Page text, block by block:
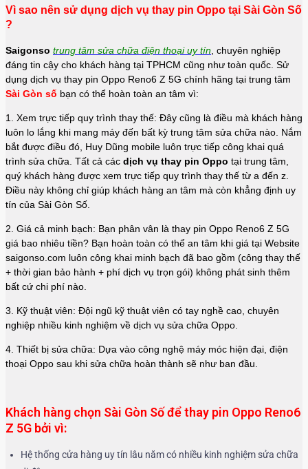
Vì sao nên sử dụng dịch vụ thay pin Oppo tại Sài Gòn Số
?
Saigonso trung tâm sửa chữa điện thoại uy tín , chuyên nghiệp
đáng tin cậy cho khách hàng tại TPHCM cũng như toàn quốc. Sử
dụng dịch vụ thay pin Oppo Reno6 Z 5G chính hãng tại trung tâm
Sài Gòn số bạn có thể hoàn toàn an tâm vì:
1. Xem trực tiếp quy trình thay thế: Đây cũng là điều mà khách hàng
luôn lo lắng khi mang máy đến bất kỳ trung tâm sửa chữa nào. Nắm
bắt được điều đó, Huy Dũng mobile luôn trực tiếp công khai quá
trình sửa chữa. Tất cả các dịch vụ thay pin Oppo tại trung tâm,
quý khách hàng được xem trực tiếp quy trình thay thế từ a đến z.
Điều này không chỉ giúp khách hàng an tâm mà còn khẳng định uy
tín của Sài Gòn Số.
2. Giá cả minh bạch: Bạn phân vân là thay pin Oppo Reno6 Z 5G
giá bao nhiêu tiền? Bạn hoàn toàn có thể an tâm khi giá tại Website
saigonso.com luôn công khai minh bạch đã bao gồm (công thay thế
+ thời gian bảo hành + phí dịch vụ trọn gói) không phát sinh thêm
bất cứ chi phí nào.
3. Kỹ thuật viên: Đội ngũ kỹ thuật viên có tay nghề cao, chuyên
nghiệp nhiều kinh nghiệm về dịch vụ sửa chữa Oppo
4. Thiết bị sửa chữa: Dựa vào công nghệ máy móc hiện đại, điện
thoại Oppo sau khi sửa chữa hoàn thành sẽ như ban đầu.
Khách hàng chọn Sài Gòn Số để thay pin Oppo Reno6
Z 5G bởi vì:
Hệ thống cửa hàng uy tín lâu năm có nhiều kinh nghiệm sửa chữa